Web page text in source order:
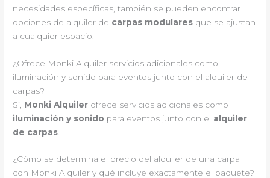
necesidades específicas, también se pueden encontrar
opciones de alquiler de carpas modulares que se ajustan
a cualquier espacio.
¿Ofrece Monki Alquiler servicios adicionales como
iluminación y sonido para eventos junto con el alquiler de
carpas?
Sí, Monki Alquiler ofrece servicios adicionales como
iluminación y sonido para eventos junto con el alquiler
de carpas
¿Cómo se determina el precio del alquiler de una carpa
con Monki Alquiler y qué incluye exactamente el paquete?